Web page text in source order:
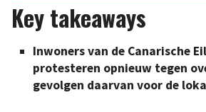
Key takeaways
Inwoners van de Canarische
protesteren opnieuw tegen
gevolgen daarvan voor de